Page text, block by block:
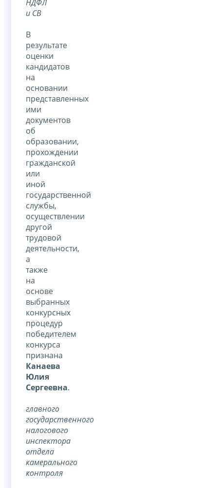
НДФЛ
и СВ
В
результате
оценки
кандидатов
на
основании
представленных
ими
документов
об
образовании,
прохождении
гражданской
или
иной
государственной
службы,
осуществлении
другой
трудовой
деятельности,
а
также
на
основе
выбранных
конкурсных
процедур
победителем
конкурса
признана
Канаева
Юлия
Сергеевна.
главного
государственного
налогового
инспектора
отдела
камерального
контроля